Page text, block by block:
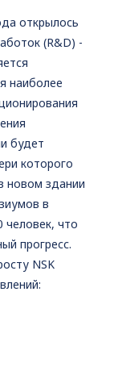
открылось
(R&D) -
наиболее
будет
которого
новом здании
в
что
прогресс.
NSK